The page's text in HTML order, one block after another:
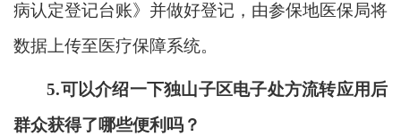
病认定登记台账》并做好登记，由参保地医保局将
数据上传至医疗保障系统。
5.可以介绍一下独山子区电子处方流转应用后
群众获得了哪些便利吗？